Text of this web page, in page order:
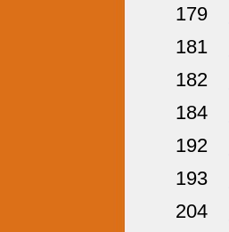
179
181
182
184
192
193
204